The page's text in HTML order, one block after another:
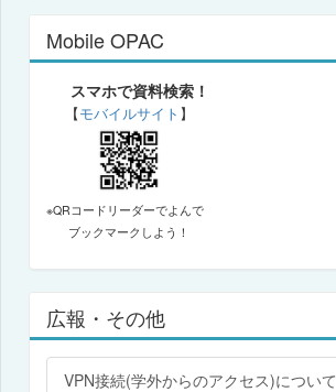
Mobile OPAC
スマホで資料検索！
【モバイルサイト 】
※QRコードリーダーでよんで
ブックマークしよう！
広報・その他
VPN接続(学外からのアクセス)について